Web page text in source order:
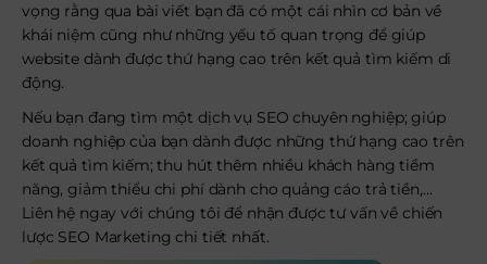
vọng rằng qua bài viết bạn đã có một cái nhìn cơ bản về
khái niệm cũng như những yếu tố quan trọng để giúp
website dành được thứ hạng cao trên kết quả tìm kiếm di
động.
Nếu bạn đang tìm một dịch vụ SEO chuyên nghiệp; giúp
doanh nghiệp của bạn dành được những thứ hạng cao trên
kết quả tìm kiếm; thu hút thêm nhiều khách hàng tiềm
năng, giảm thiểu chi phí dành cho quảng cáo trả tiền,…
Liên hệ ngay với chúng tôi để nhận được tư vấn về chiến
lược SEO Marketing chi tiết nhất.